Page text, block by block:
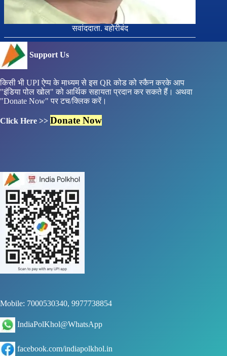
सवांददाता. बहोरीबंद
Support Us
किसी भी UPI ऐप्प के माध्यम से इस QR कोड को स्कैन करके आप
"इंडिया पोल खोल" को आर्थिक सहायता प्रदान कर सकते हैं। अथवा
"Donate Now" पर टच/क्लिक करें।
Click Here >> Donate Now
Mobile: 7000530340, 9977738854
IndiaPolKhol@WhatsApp
facebook.com/indiapolkhol.in